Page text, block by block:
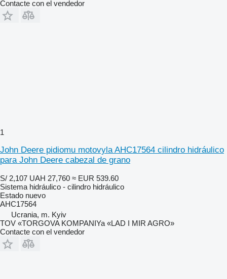
Contacte con el vendedor
1
John Deere pidiomu motovyla AHC17564 cilindro hidráulico
para John Deere cabezal de grano
S/ 2,107 UAH 27,760 ≈ EUR 539.60
Sistema hidráulico - cilindro hidráulico
Estado nuevo
AHC17564
Ucrania, m. Kyiv
TOV «TORGOVA KOMPANIYa «LAD I MIR AGRO»
Contacte con el vendedor